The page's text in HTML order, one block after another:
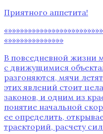
Приятного аппетита!
«»»»»»»»»»»»»»»
В повседневной жизни
с движущимися
разгоняются, мячи
этих явлений стоит
законов, и одним из
понятие начальной
ее определить,
траекторий, расчету